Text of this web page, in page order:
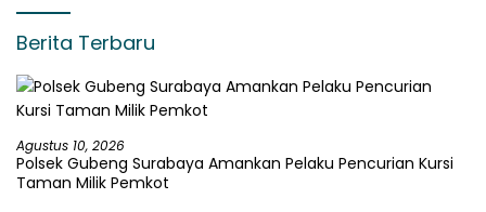
Berita Terbaru
Agustus 10, 2026
Polsek Gubeng Surabaya Amankan Pelaku Pencurian Kursi
Taman Milik Pemkot